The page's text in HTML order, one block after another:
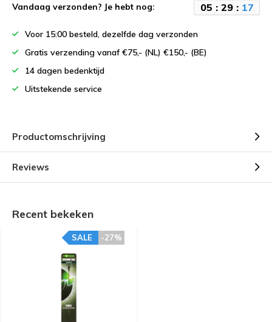
Vandaag verzonden? Je hebt nog: 05 : 29: 17
Voor 15:00 besteld, dezelfde dag verzonden
Gratis verzending vanaf €75,- (NL) €150,- (BE)
14 dagen bedenktijd
Uitstekende service
Productomschrijving
Reviews
Recent bekeken
-27%
SALE